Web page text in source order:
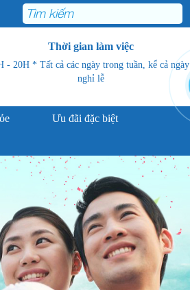
Thời gian làm việc
- 20H * Tất cả các ngày trong tuần, kể cả ngày
nghỉ lễ
Ưu đãi đặc biệt